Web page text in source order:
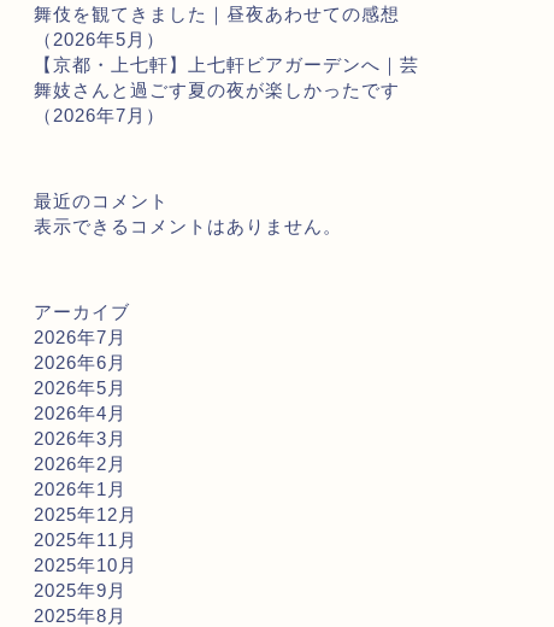
舞伎を観てきました｜昼夜あわせての感想
（2026年5月）
【京都・上七軒】上七軒ビアガーデンへ｜芸
舞妓さんと過ごす夏の夜が楽しかったです
（2026年7月）
最近のコメント
表示できるコメントはありません。
アーカイブ
2026年7月
2026年6月
2026年5月
2026年4月
2026年3月
2026年2月
2026年1月
2025年12月
2025年11月
2025年10月
2025年9月
2025年8月